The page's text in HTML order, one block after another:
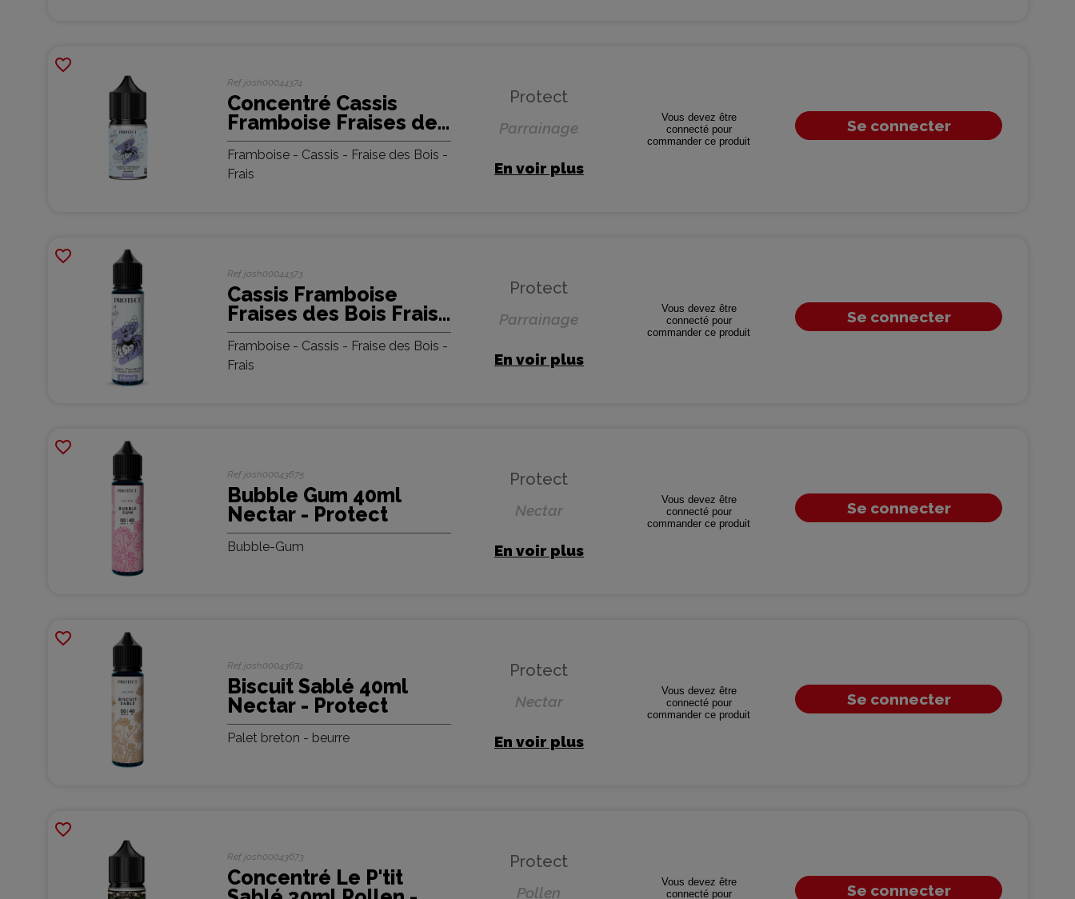
favorite_border
Ref josh00044374
Concentré Cassis
Framboise Fraises des
Bois Frais 30ml
Parrainage - Protect (5
pièces)
Framboise - Cassis - Fraise des Bois -
Frais
Protect
Parrainage
En voir plus
Vous devez être
connecté pour
commander ce produit
Se connecter
favorite_border
Ref josh00044373
Cassis Framboise
Fraises des Bois Frais
50ml Parrainage -
Protect
Framboise - Cassis - Fraise des Bois -
Frais
Protect
Parrainage
En voir plus
Vous devez être
connecté pour
commander ce produit
Se connecter
favorite_border
Ref josh00043675
Bubble Gum 40ml
Nectar - Protect
Bubble-Gum
Protect
Nectar
En voir plus
Vous devez être
connecté pour
commander ce produit
Se connecter
favorite_border
Ref josh00043674
Biscuit Sablé 40ml
Nectar - Protect
Palet breton - beurre
Protect
Nectar
En voir plus
Vous devez être
connecté pour
commander ce produit
Se connecter
favorite_border
Ref josh00043673
Concentré Le P'tit
Protect
Pollen
Vous devez être
connecté pour
Se connecter